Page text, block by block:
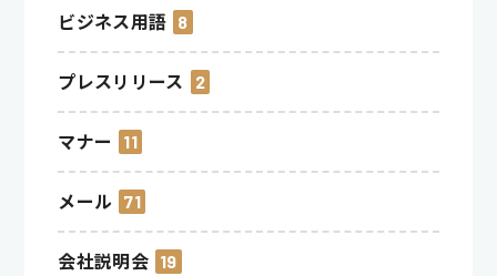
ビジネス用語 8
プレスリリース 2
マナー 11
メール 71
会社説明会 19